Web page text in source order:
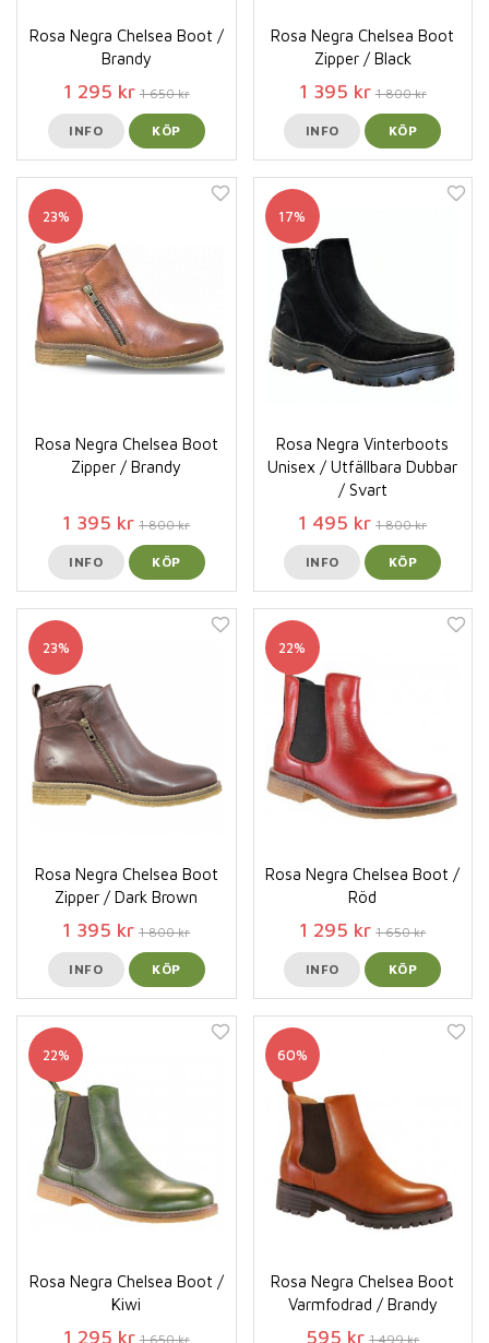
Rosa Negra Chelsea Boot /
Brandy
1 295 kr 1 650 kr
INFO KÖP
Rosa Negra Chelsea Boot
Zipper / Black
1 395 kr 1 800 kr
INFO KÖP
23%
Rosa Negra Chelsea Boot
Zipper / Brandy
1 395 kr 1 800 kr
INFO KÖP
17%
Rosa Negra Vinterboots
Unisex / Utfällbara Dubbar
/ Svart
1 495 kr 1 800 kr
INFO KÖP
23%
Rosa Negra Chelsea Boot
Zipper / Dark Brown
1 395 kr 1 800 kr
INFO KÖP
22%
Rosa Negra Chelsea Boot /
Röd
1 295 kr 1 650 kr
INFO KÖP
22%
Rosa Negra Chelsea Boot /
Kiwi
1 295 kr 1 650 kr
60%
Rosa Negra Chelsea Boot
Varmfodrad / Brandy
595 kr 1 499 kr